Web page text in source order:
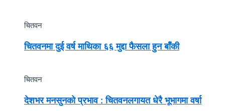
चितवन
चितवनमा दुई वर्ष माथिका ६६ मुद्दा फैसला हुन बाँकी
चितवन
देशभर मनसुनको प्रभाव : चितवनलगायत धेरै भूभागमा वर्षा